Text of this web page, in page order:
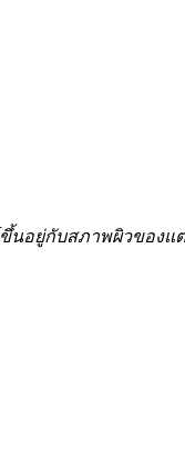
นอยู่กับสภาพผิวของแ